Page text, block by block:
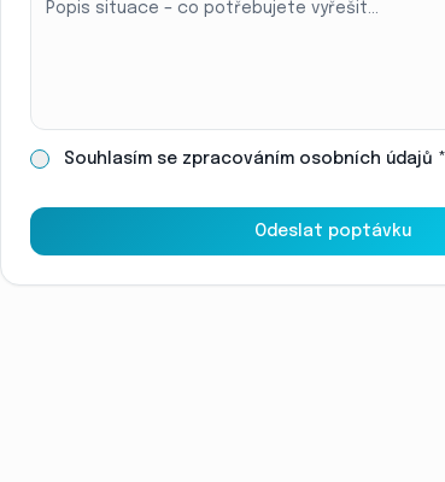
Souhlasím se zpracováním osobních údajů *
Odeslat poptávku